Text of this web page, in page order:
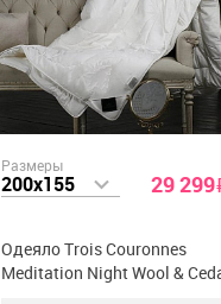
Размеры
200x155 29 299
Одеяло Trois Couronnes
Meditation Night Wool &